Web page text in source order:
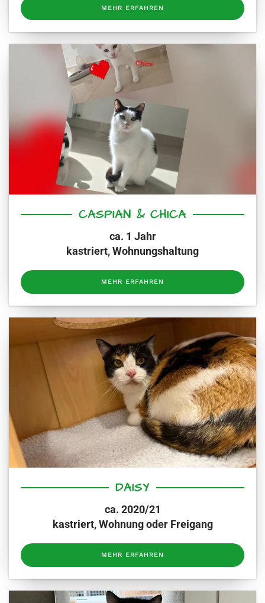
MEHR ERFAHREN
CASPIAN & CHICA
ca. 1 Jahr
kastriert, Wohnungshaltung
MEHR ERFAHREN
DAISY
ca. 2020/21
kastriert, Wohnung oder Freigang
MEHR ERFAHREN